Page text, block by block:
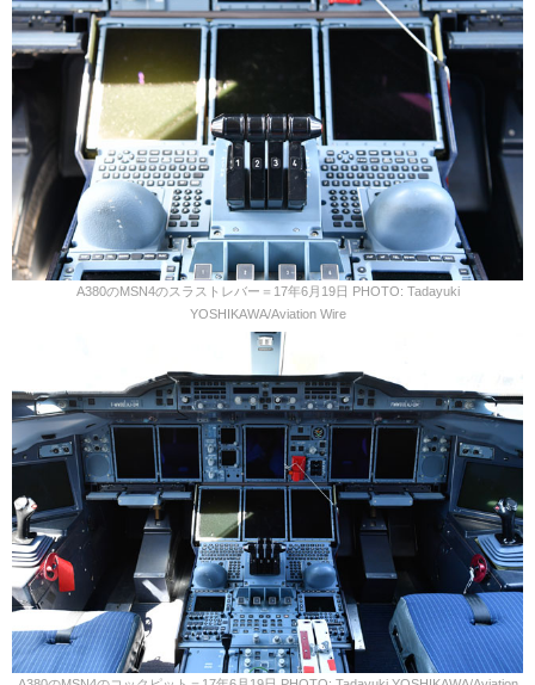
A380のMSN4のスラストレバー＝17年6月19日 PHOTO: Tadayuki
YOSHIKAWA/Aviation Wire